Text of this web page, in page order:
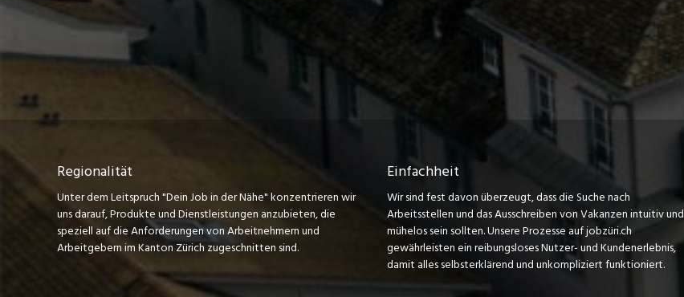
Regionalität
Unter dem Leitspruch "Dein Job in der Nähe" konzentrieren wir
uns darauf, Produkte und Dienstleistungen anzubieten, die
speziell auf die Anforderungen von Arbeitnehmern und
Arbeitgebern im Kanton Zürich zugeschnitten sind.
Einfachheit
Wir sind fest davon überzeugt, dass die Suche nach
Arbeitsstellen und das Ausschreiben von Vakanzen intuitiv und
mühelos sein sollten. Unsere Prozesse auf jobzüri.ch
gewährleisten ein reibungsloses Nutzer- und Kundenerlebnis,
damit alles selbsterklärend und unkompliziert funktioniert.